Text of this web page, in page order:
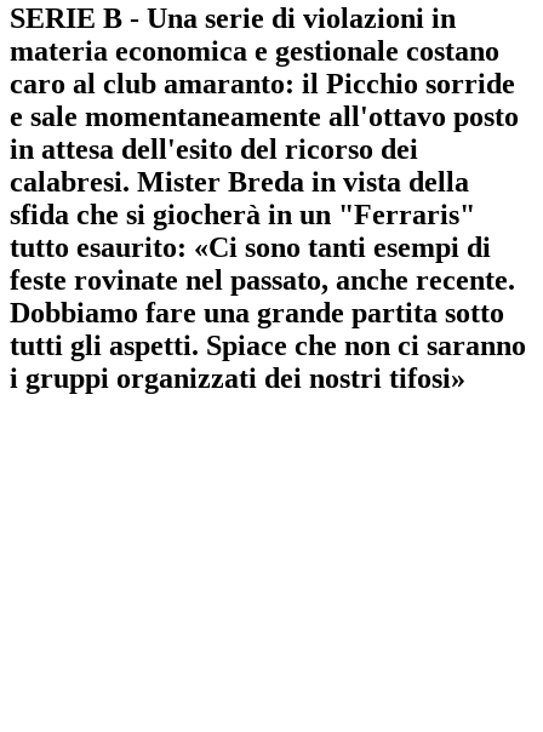
SERIE B - Una serie di violazioni in
materia economica e gestionale costano
caro al club amaranto: il Picchio sorride
e sale momentaneamente all'ottavo posto
in attesa dell'esito del ricorso dei
calabresi. Mister Breda in vista della
sfida che si giocherà in un "Ferraris"
tutto esaurito: «Ci sono tanti esempi di
feste rovinate nel passato, anche recente.
Dobbiamo fare una grande partita sotto
tutti gli aspetti. Spiace che non ci saranno
i gruppi organizzati dei nostri tifosi»